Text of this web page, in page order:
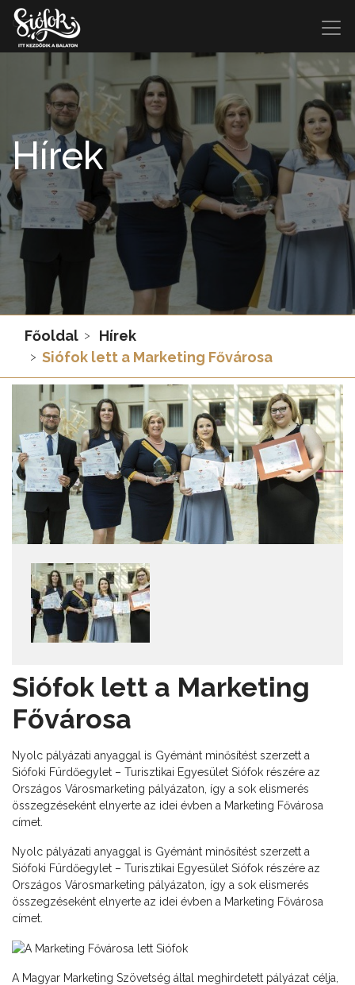
Hírek
Főoldal
Hírek
Siófok lett a Marketing Fővárosa
Siófok lett a Marketing
Fővárosa
Nyolc pályázati anyaggal is Gyémánt minősítést szerzett a
Siófoki Fürdőegylet – Turisztikai Egyesület Siófok részére az
Országos Városmarketing pályázaton, így a sok elismerés
összegzéseként elnyerte az idei évben a Marketing Fővárosa
címet.
Nyolc pályázati anyaggal is Gyémánt minősítést szerzett a
Siófoki Fürdőegylet – Turisztikai Egyesület Siófok részére az
Országos Városmarketing pályázaton, így a sok elismerés
összegzéseként elnyerte az idei évben a Marketing Fővárosa
címet.
A Magyar Marketing Szövetség által meghirdetett pályázat célja,